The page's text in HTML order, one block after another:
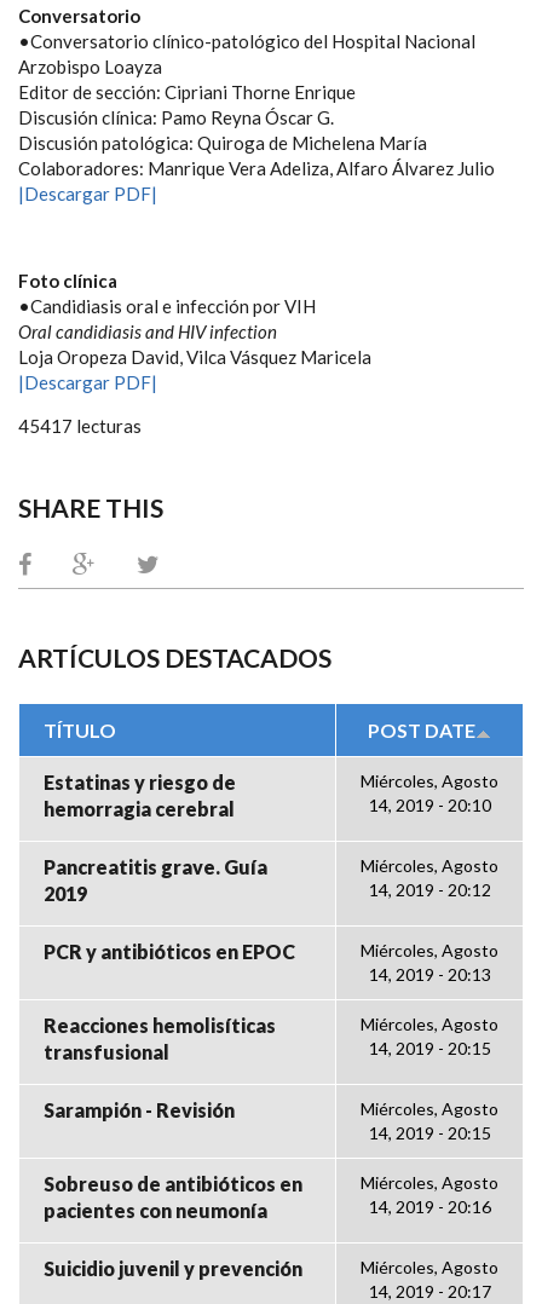
Conversatorio
•Conversatorio clínico-patológico del Hospital Nacional
Arzobispo Loayza
Editor de sección: Cipriani Thorne Enrique
Discusión clínica: Pamo Reyna Óscar G.
Discusión patológica: Quiroga de Michelena María
Colaboradores: Manrique Vera Adeliza, Alfaro Álvarez Julio
|Descargar PDF|
Foto clínica
•Candidiasis oral e infección por VIH
Oral candidiasis and HIV infection
Loja Oropeza David, Vilca Vásquez Maricela
|Descargar PDF|
45417 lecturas
SHARE THIS
ARTÍCULOS DESTACADOS
TÍTULO POST DATE
Estatinas y riesgo de
hemorragia cerebral
Miércoles, Agosto
14, 2019 - 20:10
Pancreatitis grave. Guía
2019
Miércoles, Agosto
14, 2019 - 20:12
PCR y antibióticos en EPOC
Miércoles, Agosto
14, 2019 - 20:13
Reacciones hemolisíticas
transfusional
Miércoles, Agosto
14, 2019 - 20:15
Sarampión - Revisión
Miércoles, Agosto
14, 2019 - 20:15
Sobreuso de antibióticos en
pacientes con neumonía
Miércoles, Agosto
14, 2019 - 20:16
Suicidio juvenil y prevención
Miércoles, Agosto
14, 2019 - 20:17